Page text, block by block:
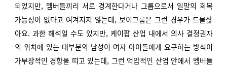
되었지만, 멤버들끼리 서로 경계한다거나 그룹으로서 일말의 회복
가능성이 없다고 여겨지지 않는데, 보이그룹은 그런 경우가 드물잖
아요. 과한 해석일 수도 있지만, 케이팝 산업 내에서 의사 결정권자
의 위치에 있는 대부분의 남성이 여자 아이돌에게 요구하는 방식이
가부장적인 경향을 띠고 있는데, 그런 억압적인 산업 안에서 멤버들